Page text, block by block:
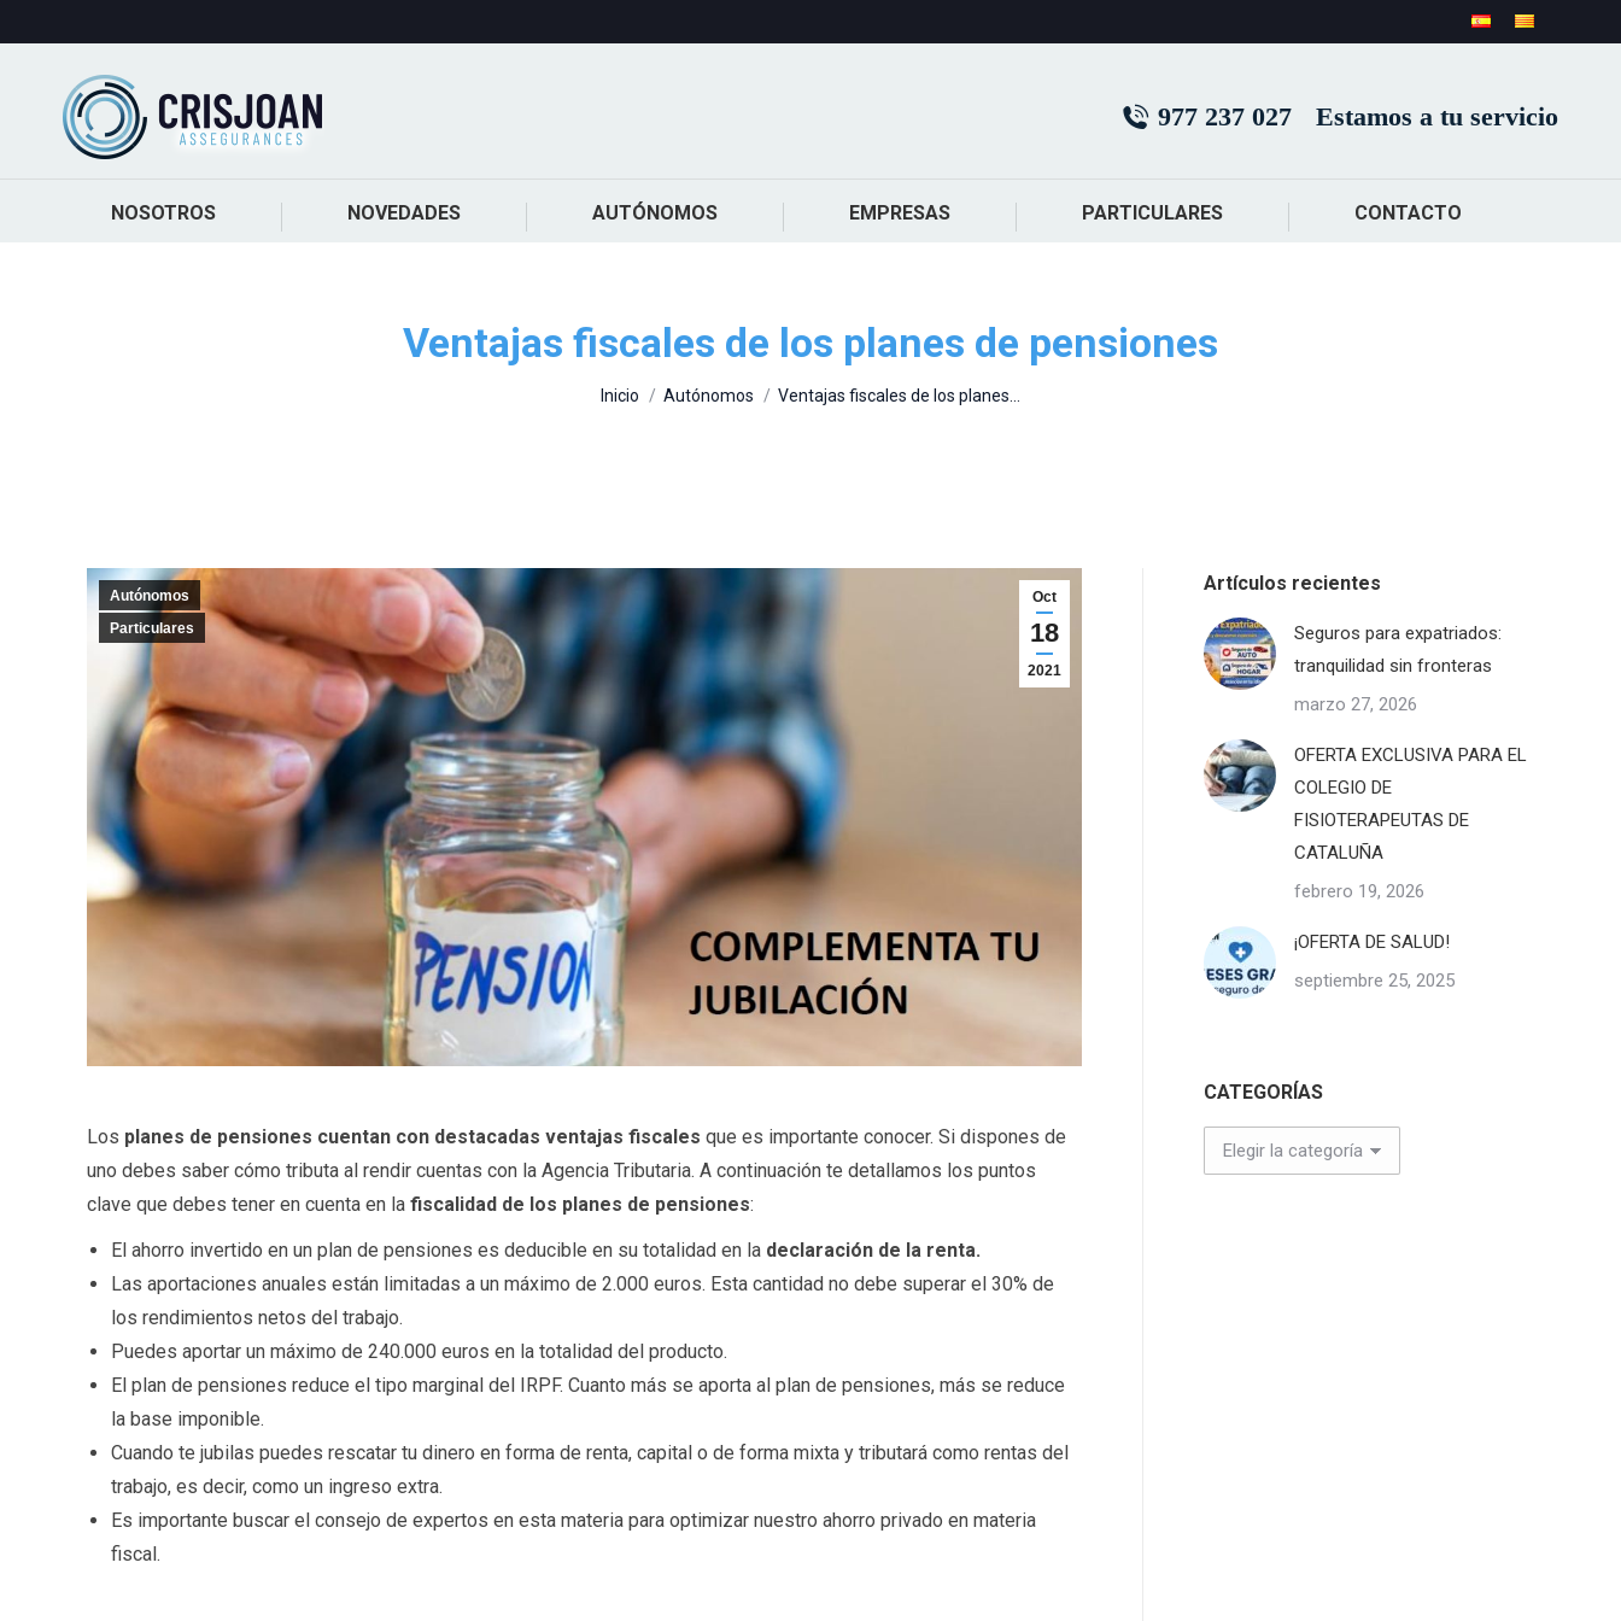
977 237 027 Estamos a tu servicio
NOSOTROS NOVEDADES AUTÓNOMOS EMPRESAS PARTICULARES CONTACTO
Ventajas fiscales de los planes de pensiones
Estás aquí:
Inicio Autónomos Ventajas fiscales de los planes…
Oct
18
2021
Autónomos
Particulares
Los planes de pensiones cuentan con destacadas ventajas fiscales que es importante conocer. Si dispones de
uno debes saber cómo tributa al rendir cuentas con la Agencia Tributaria. A continuación te detallamos los puntos
clave que debes tener en cuenta en la fiscalidad de los planes de pensiones:
El ahorro invertido en un plan de pensiones es deducible en su totalidad en la declaración de la renta.
Las aportaciones anuales están limitadas a un máximo de 2.000 euros. Esta cantidad no debe superar el 30% de
los rendimientos netos del trabajo.
Puedes aportar un máximo de 240.000 euros en la totalidad del producto.
El plan de pensiones reduce el tipo marginal del IRPF. Cuanto más se aporta al plan de pensiones, más se reduce
la base imponible.
Cuando te jubilas puedes rescatar tu dinero en forma de renta, capital o de forma mixta y tributará como rentas del
trabajo, es decir, como un ingreso extra.
Es importante buscar el consejo de expertos en esta materia para optimizar nuestro ahorro privado en materia
fiscal.
Artículos recientes
Seguros para expatriados:
tranquilidad sin fronteras
marzo 27, 2026
OFERTA EXCLUSIVA PARA EL
COLEGIO DE
FISIOTERAPEUTAS DE
CATALUÑA
febrero 19, 2026
¡OFERTA DE SALUD!
septiembre 25, 2025
CATEGORÍAS
CATEGORÍAS